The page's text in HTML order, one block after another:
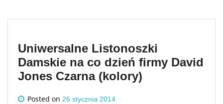
Uniwersalne Listonoszki
Damskie na co dzień firmy David
Jones Czarna (kolory)
Posted on 26 stycznia 2014